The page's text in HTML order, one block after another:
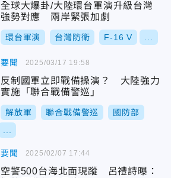
全球大爆卦/大陸環台軍演升級台灣
強勢對應 兩岸緊張加劇
環台軍演 台灣防衛 F-16 V
要聞
反制國軍立即戰備操演？ 大陸強力
實施「聯合戰備警巡」
解放軍 聯合戰備警巡 國防部
2025/03/17 19:58
要聞
空警500台海北面現蹤 呂禮詩曝：
2025/02/07 17:44